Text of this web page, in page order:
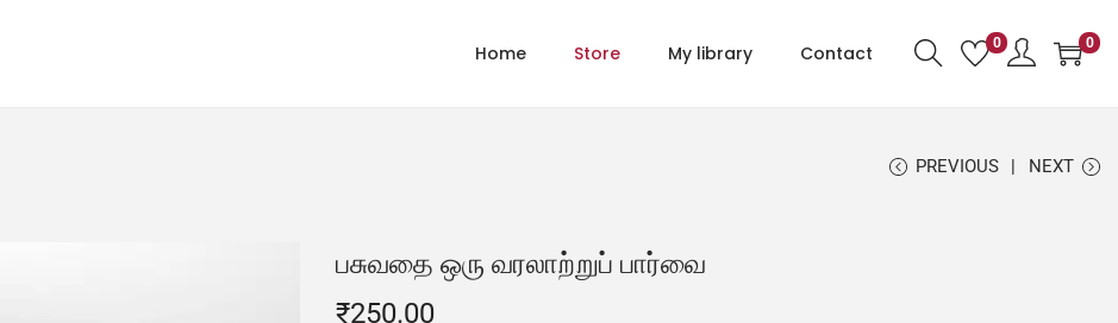
Home Store My library Contact 0 0
PREVIOUS NEXT
பசுவதை ஒரு வரலாற்றுப் பார்வை
₹250.00